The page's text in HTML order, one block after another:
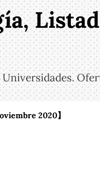
2020】